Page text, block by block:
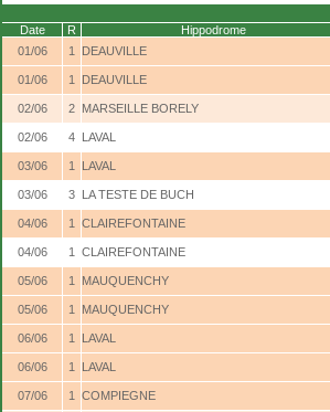
Date
R Hippodrome
01/06
1 DEAUVILLE
01/06 1 DEAUVILLE
02/06 2 MARSEILLE BORELY
02/06 4 LAVAL
03/06 1 LAVAL
03/06 3 LA TESTE DE BUCH
04/06 1 CLAIREFONTAINE
04/06 1 CLAIREFONTAINE
05/06 1 MAUQUENCHY
05/06 1 MAUQUENCHY
06/06 1 LAVAL
06/06 1 LAVAL
07/06 1 COMPIEGNE